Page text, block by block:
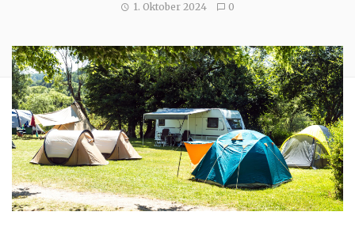
1. Oktober 2024 0